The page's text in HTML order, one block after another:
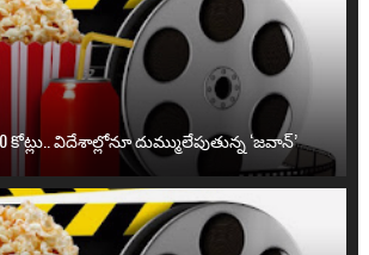
కోట్లు.. విదేశాల్లోనూ దుమ్ములేపుతున్న ‘జవాన్’